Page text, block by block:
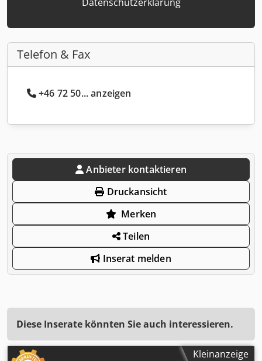
Telefon & Fax
+46 72 50... anzeigen
Anbieter kontaktieren
Druckansicht
Merken
Teilen
Inserat melden
Diese Inserate könnten Sie auch interessieren.
Kleinanzeige